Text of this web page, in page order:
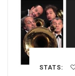
STATS: